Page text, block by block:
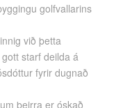
golfvallarins
við þetta
starf deilda á
fyrir dugnað
þeirra er óskað